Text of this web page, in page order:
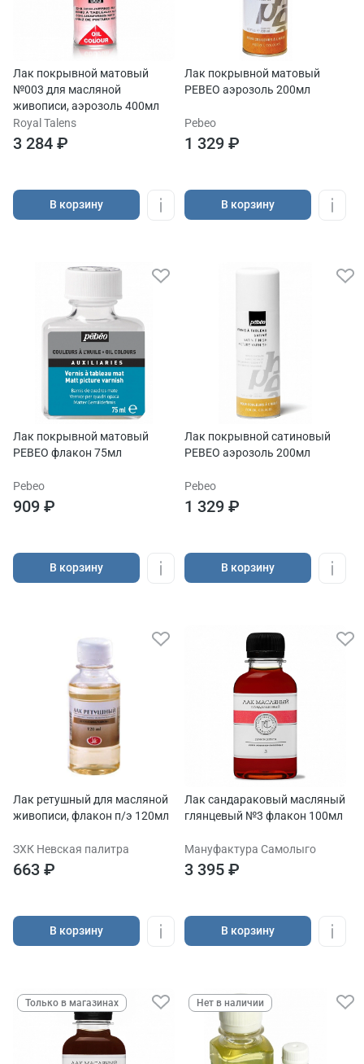
Лак покрывной матовый
№003 для масляной
живописи, аэрозоль 400мл
Royal Talens
3 284 ₽
В корзину
Лак покрывной матовый
PEBEO аэрозоль 200мл
Pebeo
1 329 ₽
В корзину
Лак покрывной матовый
PEBEO флакон 75мл
Pebeo
909 ₽
В корзину
Лак покрывной сатиновый
PEBEO аэрозоль 200мл
Pebeo
1 329 ₽
В корзину
Лак ретушный для масляной
живописи, флакон п/э 120мл
ЗХК Невская палитра
663 ₽
В корзину
Лак сандараковый масляный
глянцевый №3 флакон 100мл
Мануфактура Самолыго
3 395 ₽
В корзину
Только в магазинах Нет в наличии